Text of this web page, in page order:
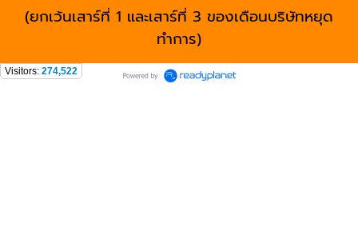
(ยกเว้นเสาร์ที่ 1 และเสาร์ที่ 3 ของเดือนบริษัทหยุด
ทำการ)
Visitors: 274,522